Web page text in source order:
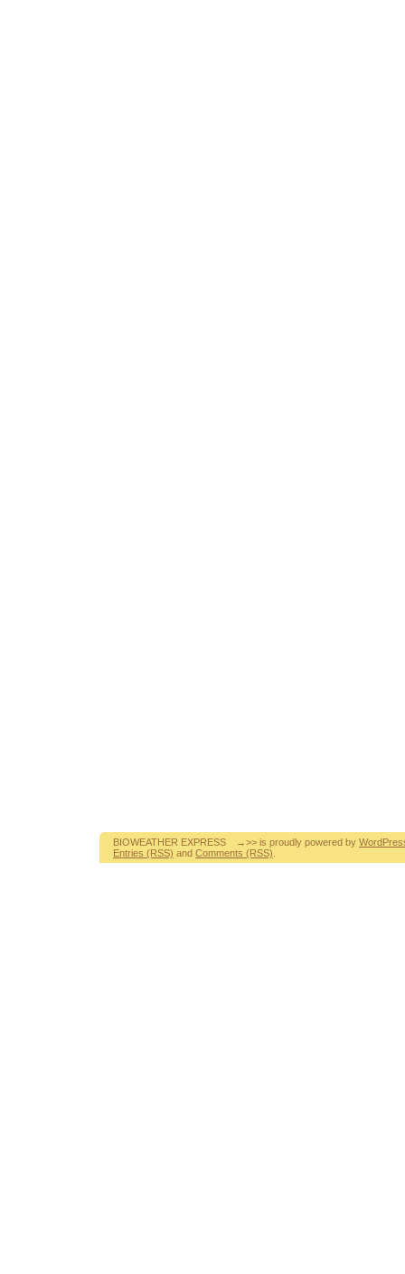
BIOWEATHER EXPRESS →>> is proudly powered by
Entries (RSS) and Comments (RSS)